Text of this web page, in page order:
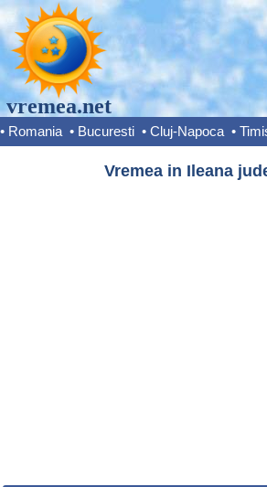
vremea.net
• Romania • Bucuresti • Cluj-Napoca •
Vremea in Ileana